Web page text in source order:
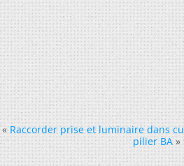
« Raccorder prise et luminaire dans
pilier BA »